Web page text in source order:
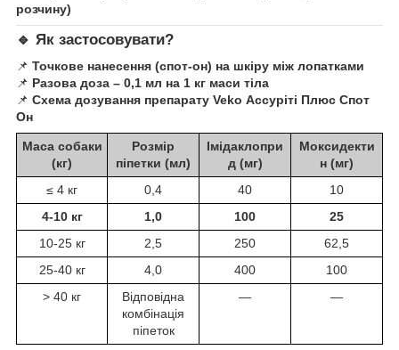
розчину)
🔹 Як застосовувати?
📌 Точкове нанесення (спот-он) на шкіру між лопатками
📌 Разова доза – 0,1 мл на 1 кг маси тіла
📌 Схема дозування препарату Veko Ассуріті Плюс Спот
Он
Маса собаки
(кг)
Розмір
піпетки (мл)
Імідаклопри
д (мг)
Моксидекти
н (мг)
≤ 4 кг
0,4 40
10
4-10 кг
1,0 100
25
10-25 кг
2,5 250
62,5
25-40 кг
4,0 400
100
> 40 кг
Відповідна
комбінація
піпеток
— —